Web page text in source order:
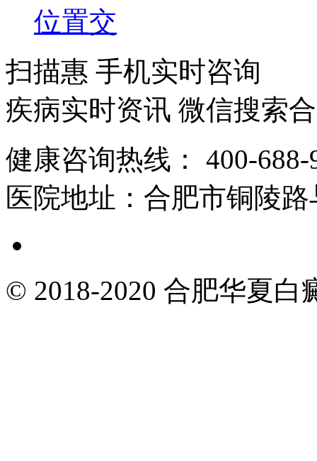
位置交
扫描惠 手机实时咨询
疾病实时资讯 微信搜索
健康咨询热线： 400-688-
医院地址： 合肥市铜陵
© 2018-2020 合肥华夏白